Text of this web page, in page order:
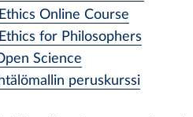
Online Course
for Philosophers
Science
peruskurssi